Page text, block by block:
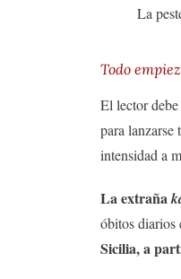
La
Todo
El lector
para lanzarse
intensidad a
La extraña
óbitos diarios
Sicilia, a